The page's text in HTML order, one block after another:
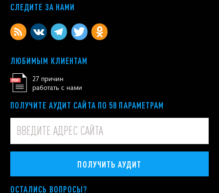
СЛЕДИТЕ ЗА НАМИ
ЛЮБИМЫМ КЛИЕНТАМ
27 причин
работать с нами
ПОЛУЧИТЕ АУДИТ САЙТА ПО 58 ПАРАМЕТРАМ
ПОЛУЧИТЬ АУДИТ
ОСТАЛИСЬ ВОПРОСЫ?